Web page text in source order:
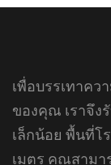
เพื่อบรรเทาค
ของคุณ เราจึ
เล็กน้อย พื้นที่โ
เมตร คุณสามา